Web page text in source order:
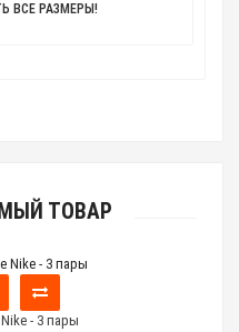
ВСЕ РАЗМЕРЫ!
ТОВАР
- 3 пары